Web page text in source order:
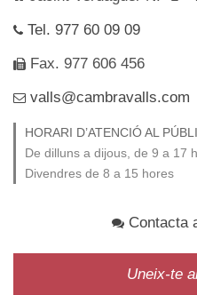
Tel. 977 60 09 09
Fax. 977 606 456
valls@cambravalls.com
HORARI D’ATENCIÓ AL
De dilluns a dijous, de 9 a 17
Divendres de 8 a 15 hores
Contacta
Uneix-te